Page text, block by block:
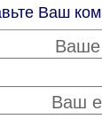
Ваш
Ваш